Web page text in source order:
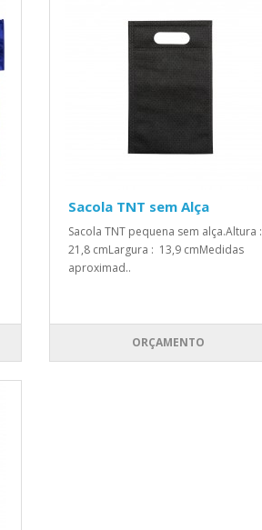
Sacola TNT sem Alça
Sacola TNT pequena sem alça.Altura :
21,8 cmLargura : 13,9 cmMedidas
aproximad..
ORÇAMENTO